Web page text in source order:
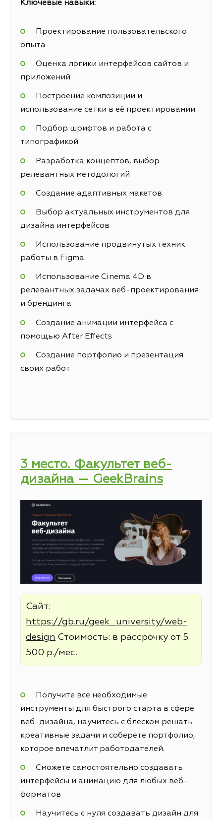
Ключевые навыки:
Проектирование пользовательского
опыта
Оценка логики интерфейсов сайтов и
приложений
Построение композиции и
использование сетки в её проектировании
Подбор шрифтов и работа с
типографикой
Разработка концептов, выбор
релевантных методологий
Создание адаптивных макетов
Выбор актуальных инструментов для
дизайна интерфейсов
Использование продвинутых техник
работы в Figma
Использование Cinema 4D в
релевантных задачах веб-проектирования
и брендинга
Создание анимации интерфейса с
помощью After Effects
Создание портфолио и презентация
своих работ
3 место. Факультет веб-
дизайна — GeekBrains
Сайт:
https://gb.ru/geek_university/web-
design Стоимость: в рассрочку от 5
500 р./мес.
Получите все необходимые
инструменты для быстрого старта в сфере
веб-дизайна, научитесь с блеском решать
креативные задачи и соберете портфолио,
которое впечатлит работодателей.
Сможете самостоятельно создавать
интерфейсы и анимацию для любых веб-
форматов
Научитесь с нуля создавать дизайн для